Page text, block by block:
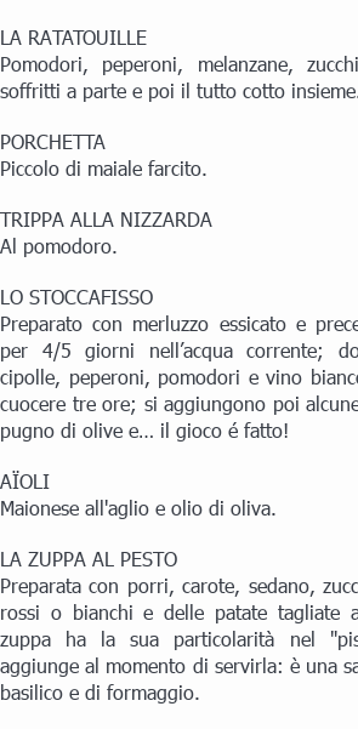
LA RATATOUILLE
Pomodori, peperoni, melanzane,
soffritti a parte e poi il tutto cotto
PORCHETTA
Piccolo di maiale farcito.
TRIPPA ALLA NIZZARDA
Al pomodoro.
LO STOCCAFISSO
Preparato con merluzzo essicato e
per 4/5 giorni nell’acqua corrente;
cipolle, peperoni, pomodori e vino
cuocere tre ore; si aggiungono poi
pugno di olive e… il gioco é fatto!
AÏOLI
Maionese all'aglio e olio di oliva.
LA ZUPPA AL PESTO
Preparata con porri, carote, sedano,
rossi o bianchi e delle patate tagliate
zuppa ha la sua particolarità nel
aggiunge al momento di servirla: è una
basilico e di formaggio.